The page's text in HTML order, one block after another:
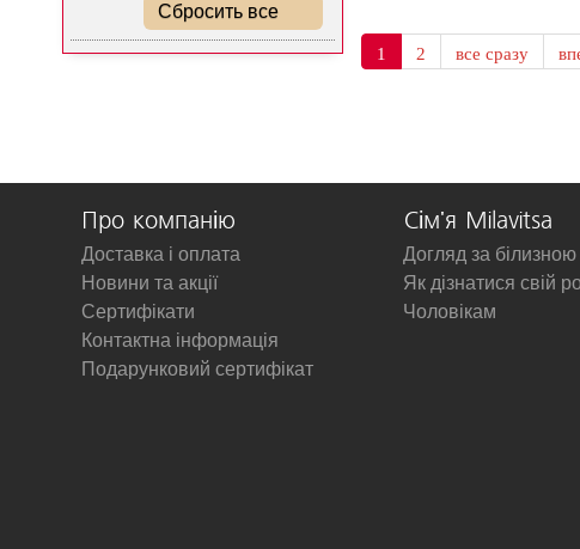
Сбросить все
1 2 все сразу
Про компанію
Доставка і оплата
Новини та акції
Сертифікати
Контактна інформація
Подарунковий сертифікат
Сім'я Milavitsa
Догляд за білизною
Як дізнатися свій
Чоловікам